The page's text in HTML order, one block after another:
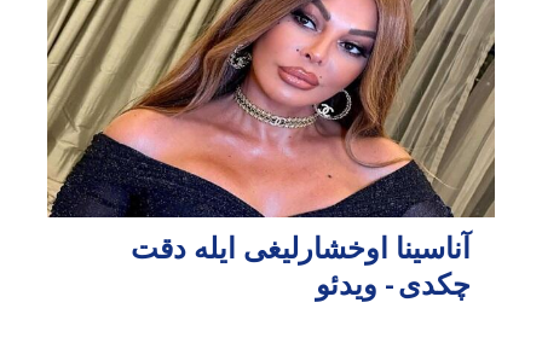
آناسینا اوخشارلیغی ایله دقت
چکدی - ویدئو